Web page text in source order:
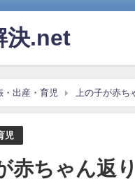
決.net
・出産・育児 上の子が赤
児
赤ちゃん返